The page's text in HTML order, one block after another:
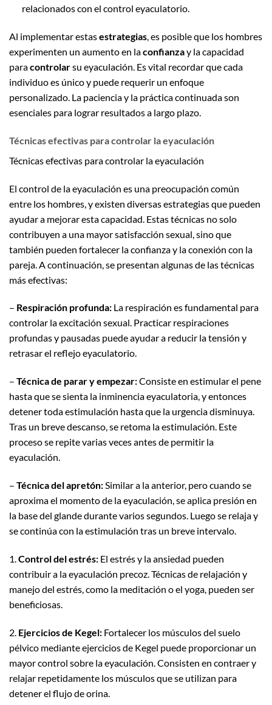
relacionados con el control eyaculatorio.
Al implementar estasestrategias, es posible que los hombres
experimenten un aumento en laconfianzay la capacidad
paracontrolarsu eyaculación. Es vital recordar que cada
individuo es único y puede requerir un enfoque
personalizado. La paciencia y la práctica continuada son
esenciales para lograr resultados a largo plazo.
Técnicas efectivas para controlar la eyaculación
Técnicas efectivas para controlar la eyaculación
El control de la eyaculación es una preocupación común
entre los hombres, y existen diversas estrategias que pueden
ayudar a mejorar esta capacidad. Estas técnicas no solo
contribuyen a una mayor satisfacción sexual, sino que
también pueden fortalecer la confianza y la conexión con la
pareja. A continuación, se presentan algunas de las técnicas
más efectivas:
– Respiración profunda: La respiración es fundamental para
controlar la excitación sexual. Practicar respiraciones
profundas y pausadas puede ayudar a reducir la tensión y
retrasar el reflejo eyaculatorio.
– Técnica de parar y empezar:Consiste en estimular el pene
hasta que se sienta la inminencia eyaculatoria, y entonces
detener toda estimulación hasta que la urgencia disminuya.
Tras un breve descanso, se retoma la estimulación. Este
proceso se repite varias veces antes de permitir la
eyaculación.
– Técnica del apretón:Similar a la anterior, pero cuando se
aproxima el momento de la eyaculación, se aplica presión en
la base del glande durante varios segundos. Luego se relaja y
se continúa con la estimulación tras un breve intervalo.
1.Control del estrés: El estrés y la ansiedad pueden
contribuir a la eyaculación precoz. Técnicas de relajación y
manejo del estrés, como la meditación o el yoga, pueden ser
beneficiosas.
2. Ejercicios de Kegel: Fortalecer los músculos del suelo
pélvico mediante ejercicios de Kegel puede proporcionar un
mayor control sobre la eyaculación. Consisten en contraer y
relajar repetidamente los músculos que se utilizan para
detener el flujo de orina.